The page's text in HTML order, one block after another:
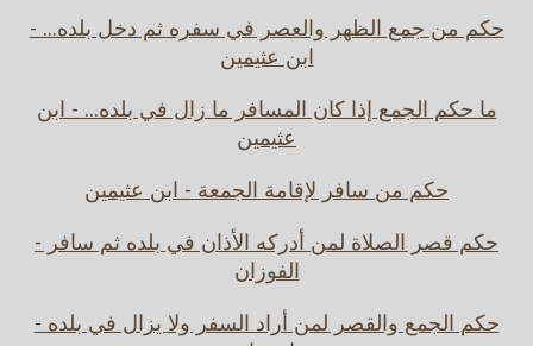
حكم من جمع الظهر والعصر في سفره ثم دخل بلده... -
ابن عثيمين
ما حكم الجمع إذا كان المسافر ما زال في بلده... - ابن
عثيمين
حكم من سافر لإقامة الجمعة - ابن عثيمين
حكم قصر الصلاة لمن أدركه الأذان في بلده ثم سافر -
الفوزان
حكم الجمع والقصر لمن أراد السفر ولا يزال في بلده -